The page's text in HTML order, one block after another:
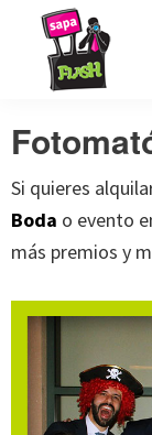
Saltar
principal
Saltar
contenido
Saltar
página
para
Si quieres
Boda o evento
más premios y